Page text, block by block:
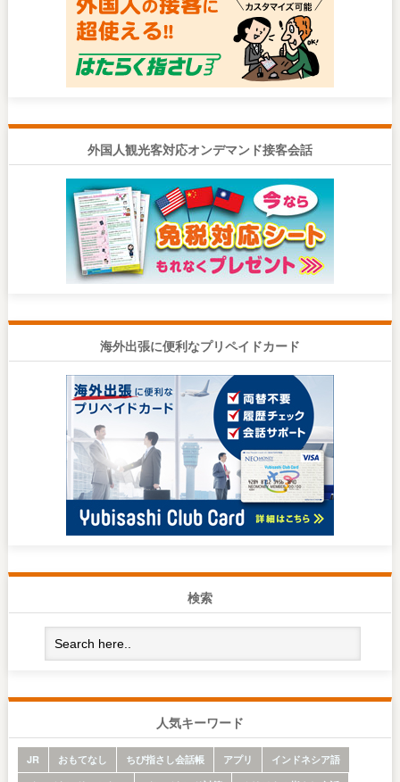
外国人観光客対応オンデマンド接客会話
海外出張に便利なプリペイドカード
検索
人気キーワード
JR おもてなし ちび指さし会話帳 アプリ
インドネシア語